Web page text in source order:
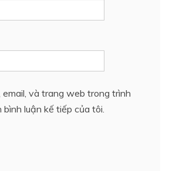
email, và trang web trong trình
luận kế tiếp của tôi.